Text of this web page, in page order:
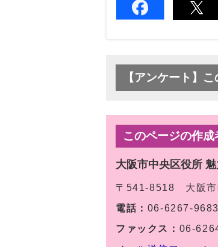
【アンケート】
このページの作
大阪市中央区役所
〒541-8518 大阪市
電話： 06-6267-9683
ファックス： 06-